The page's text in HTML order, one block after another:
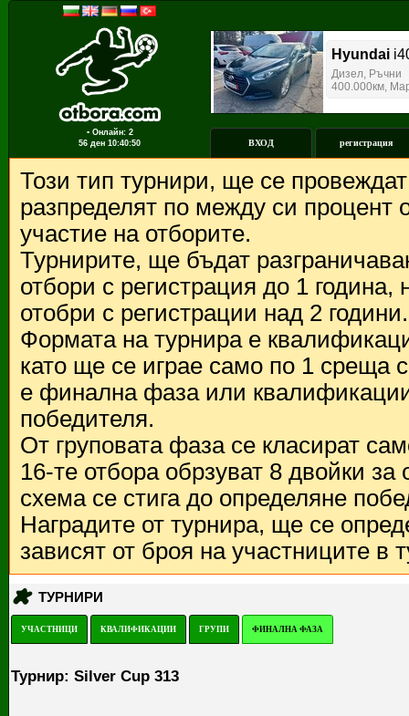
▪ Онлайн: 2
56 ден 10:40:50 ВХОД регистрация
Този тип турнири, ще се
разпределят по между си процент
участие на отборите.
Турнирите, ще бъдат
отбори с регистрация до 1
отобри с регистрации над 2 години.
Формата на турнира е
като ще се играе само по 1 среща
е финална фаза или
победителя.
От груповата фаза се класират
16-те отбора обрзуват 8 двойки
схема се стига до определяне
Наградите от турнира, ще се
зависят от броя на участниците в
ТУРНИРИ
УЧАСТНИЦИ КВАЛИФИКАЦИИ ГРУПИ ФИНАЛНА ФАЗА
Турнир: Silver Cup 313